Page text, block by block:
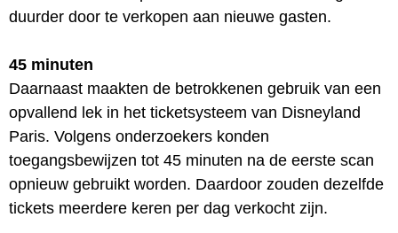
duurder door te verkopen aan nieuwe gasten.
45 minuten
Daarnaast maakten de betrokkenen gebruik van een
opvallend lek in het ticketsysteem van Disneyland
Paris. Volgens onderzoekers konden
toegangsbewijzen tot 45 minuten na de eerste scan
opnieuw gebruikt worden. Daardoor zouden dezelfde
tickets meerdere keren per dag verkocht zijn.